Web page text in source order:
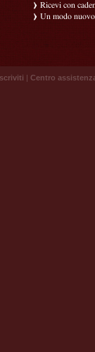
Ricevi con
Un modo
| Centro